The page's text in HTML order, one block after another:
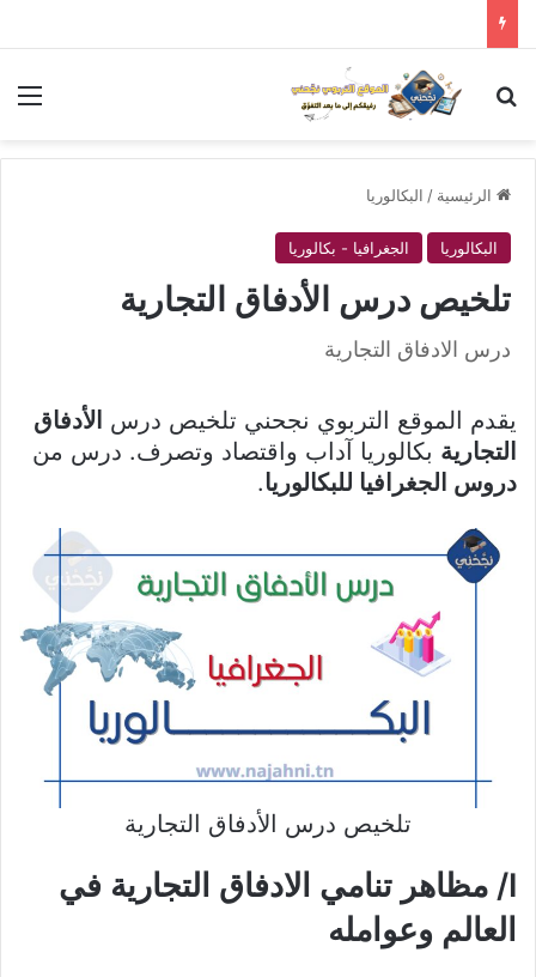
بحث عن
الرئيسية / البكالوريا
البكالوريا الجغرافيا - بكالوريا
تلخيص درس الأدفاق التجارية
درس الادفاق التجارية
يقدم الموقع التربوي نجحني تلخيص درس الأدفاق
التجارية بكالوريا آداب واقتصاد وتصرف. درس من
دروس الجغرافيا للبكالوريا.
تلخيص درس الأدفاق التجارية
I/ مظاهر تنامي الادفاق التجارية في
العالم وعوامله